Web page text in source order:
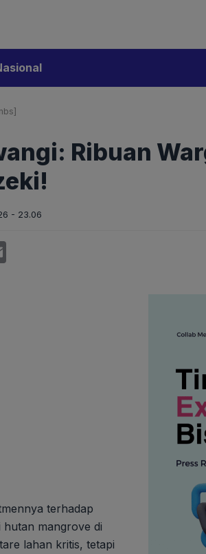
Ribuan
- 23.06
terhadap
hutan mangrove di
lahan kritis, tetapi